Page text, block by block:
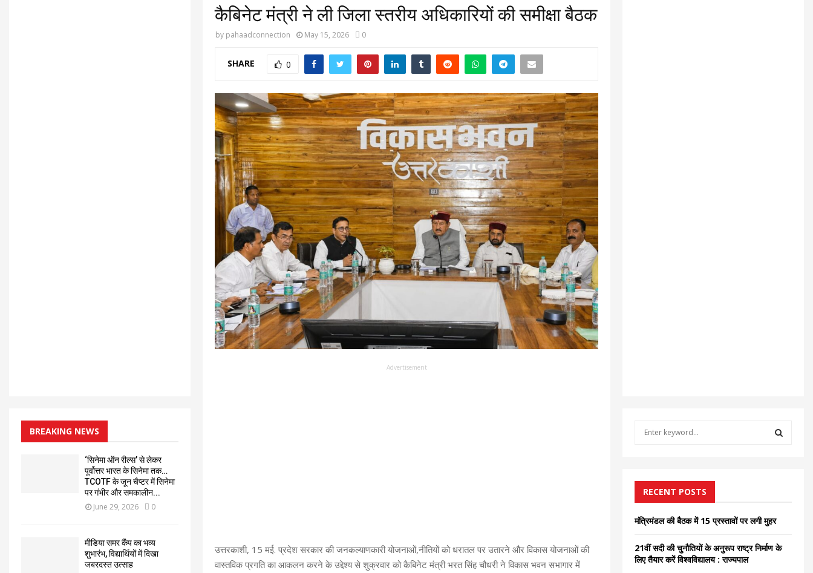
कैबिनेट मंत्री ने ली जिला स्तरीय अधिकारियों की समीक्षा बैठक
by pahaadconnection May 15, 2026 0
SHARE 0
Advertisement
उत्तरकाशी, 15 मई. प्रदेश सरकार की जनकल्याणकारी योजनाओं,नीतियों को धरातल पर उतारने और विकास योजनाओं की
वास्तविक प्रगति का आकलन करने के उद्देश्य से शुक्रवार को कैबिनेट मंत्री भरत सिंह चौधरी ने विकास भवन सभागार में
BREAKING NEWS
‘सिनेमा ऑन रील्स’ से लेकर
पूर्वोत्तर भारत के सिनेमा तक…
TCOTF के जून चैप्टर में सिनेमा
पर गंभीर और समकालीन...
June 29, 2026 0
मीडिया समर कैंप का भव्य
शुभारंभ, विद्यार्थियों में दिखा
जबरदस्त उत्साह
f
o
C
RECENT POSTS
मंत्रिमंडल की बैठक में 15 प्रस्तावों पर लगी मुहर
21वीं सदी की चुनौतियों के अनुरूप राष्ट्र निर्माण के
लिए तैयार करें विश्वविद्यालय : राज्यपाल